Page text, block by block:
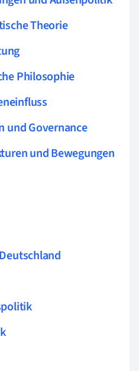
Theorie
Philosophie
und Governance
und Bewegungen